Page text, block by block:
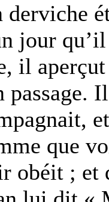
derviche
jour
il
passage.
que
obéit ; et